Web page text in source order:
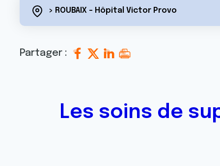
> ROUBAIX - Hôpital Victor Provo
Partager :
Les soins de